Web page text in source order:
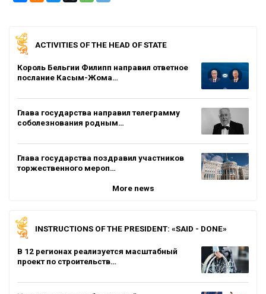
ACTIVITIES OF THE HEAD OF STATE
Король Бельгии Филипп направил ответное
послание Касым-Жома…
Глава государства направил телеграмму
соболезнования родным…
Глава государства поздравил участников
торжественного мероп…
More news
INSTRUCTIONS OF THE PRESIDENT: «SAID - DONE»
В 12 регионах реализуется масштабный
проект по строительств…